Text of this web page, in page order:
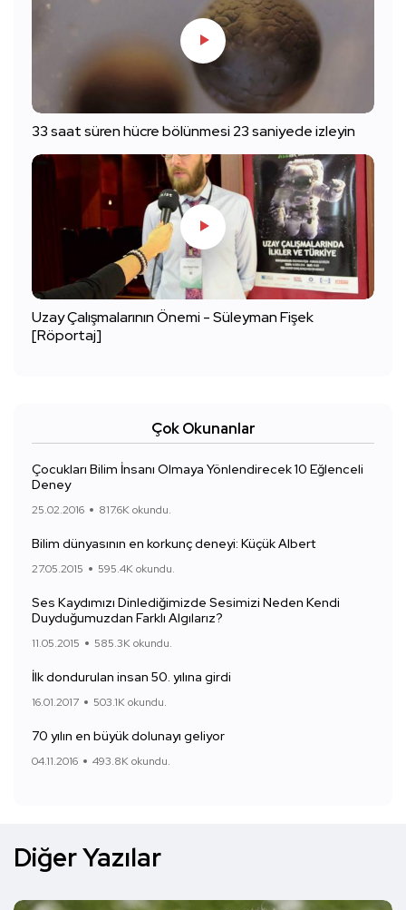
33 saat süren hücre bölünmesi 23 saniyede izleyin
Uzay Çalışmalarının Önemi - Süleyman Fişek
[Röportaj]
Çok Okunanlar
Çocukları Bilim İnsanı Olmaya Yönlendirecek 10 Eğlenceli
Deney
25.02.2016 817.6K okundu.
Bilim dünyasının en korkunç deneyi: Küçük Albert
27.05.2015 595.4K okundu.
Ses Kaydımızı Dinlediğimizde Sesimizi Neden Kendi
Duyduğumuzdan Farklı Algılarız?
11.05.2015 585.3K okundu.
İlk dondurulan insan 50. yılına girdi
16.01.2017 503.1K okundu.
70 yılın en büyük dolunayı geliyor
04.11.2016 493.8K okundu.
Diğer Yazılar